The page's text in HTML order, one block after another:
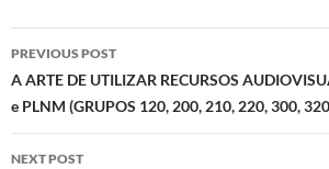
Post
navigation
PREVIOUS POST
A ARTE DE UTILIZAR RECURSOS
e PLNM (GRUPOS 120, 200, 210, 220, 300,
NEXT POST